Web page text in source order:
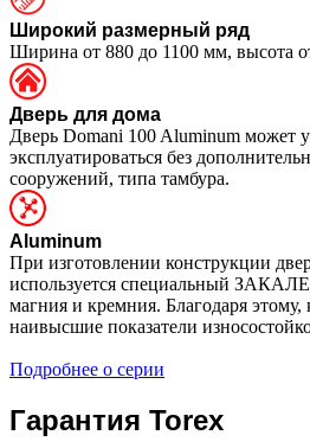
Широкий размерный ряд
Ширина от 880 до 1100 мм, высота
Дверь для дома
Дверь Domani 100 Aluminum может
эксплуатироваться без
сооружений, типа тамбура.
Aluminum
При изготовлении конструкции
используется специальный
магния и кремния. Благодаря этому,
наивысшие показатели
Подробнее о серии
Гарантия Torex